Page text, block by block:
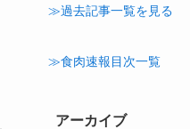
ゴ
ー
≫過去記事一覧を見る
≫食肉速報目次一覧
アーカイブ